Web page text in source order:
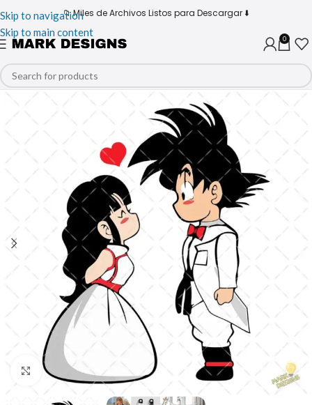
Skip to navigation
Skip to main content
📁 Miles de Archivos Listos para Descargar ⬇️
0
Click to enlarge